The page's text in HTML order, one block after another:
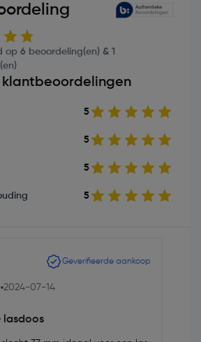
op 6 beoordeling(en) & 1
5
5
5
5
Geverifieerde aankoop
2024-07-14
lasdoos